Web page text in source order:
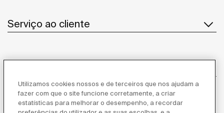
Serviço ao cliente
Utilizamos cookies nossos e de terceiros que nos ajudam a
fazer com que o site funcione corretamente, a criar
estatísticas para melhorar o desempenho, a recordar